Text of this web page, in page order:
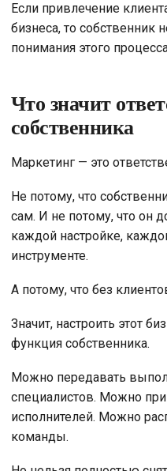
Если привлечение
бизнеса, то
понимания этого
Что значит
собственника
Маркетинг — это
Не потому, что
сам. И не потому, что он
каждой настройке,
инструменте.
А потому, что без
Значит, настроить этот
функция собственника.
Можно передавать
специалистов. Можно
исполнителей. Можно
команды.